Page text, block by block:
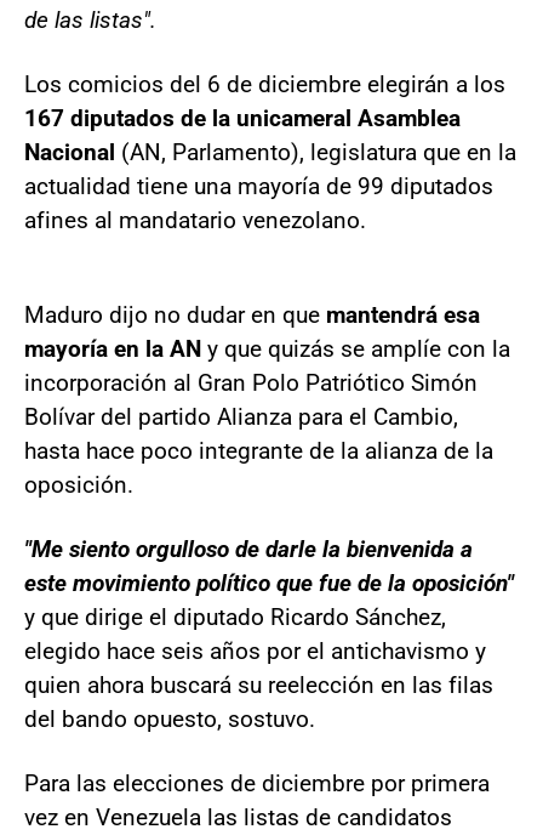
de las listas".
Los comicios del 6 de diciembre elegirán a los
167 diputados de la unicameral Asamblea
Nacional (AN, Parlamento), legislatura que en la
actualidad tiene una mayoría de 99 diputados
afines al mandatario venezolano.
Maduro dijo no dudar en que mantendrá esa
mayoría en la AN y que quizás se amplíe con la
incorporación al Gran Polo Patriótico Simón
Bolívar del partido Alianza para el Cambio,
hasta hace poco integrante de la alianza de la
oposición.
"Me siento orgulloso de darle la bienvenida a
este movimiento político que fue de la oposición"
y que dirige el diputado Ricardo Sánchez,
elegido hace seis años por el antichavismo y
quien ahora buscará su reelección en las filas
del bando opuesto, sostuvo.
Para las elecciones de diciembre por primera
vez en Venezuela las listas de candidatos